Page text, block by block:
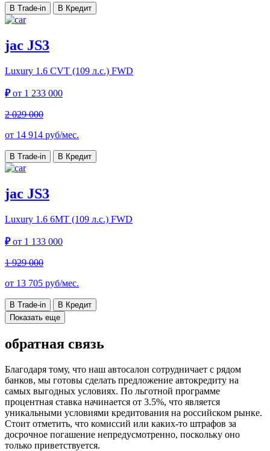
В Trade-in В Кредит
jac JS3
Luxury 1.6 CVT (109 л.с.) FWD
₽от 1 233 000
2 029 000
от 14 914 руб/мес.
В Trade-in В Кредит
jac JS3
Luxury 1.6 6MT (109 л.с.) FWD
₽от 1 133 000
1 929 000
от 13 705 руб/мес.
В Trade-in
В Кредит
Показать еще
обратная связь
Благодаря тому, что наш автосалон сотрудничает с рядом
банков, мы готовы сделать предложение автокредиту на
самых выгодных условиях. По льготной программе
процентная ставка начинается от 3.5%, что является
уникальными условиями кредитования на российском рынке.
Стоит отметить, что комиссий или каких-то штрафов за
досрочное погашение непредусмотренно, поскольку оно
только приветствуется.